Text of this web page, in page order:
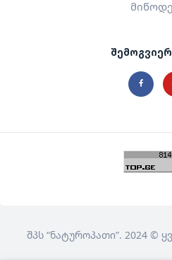
შპს “ნატუროპათი”. 2024 ©